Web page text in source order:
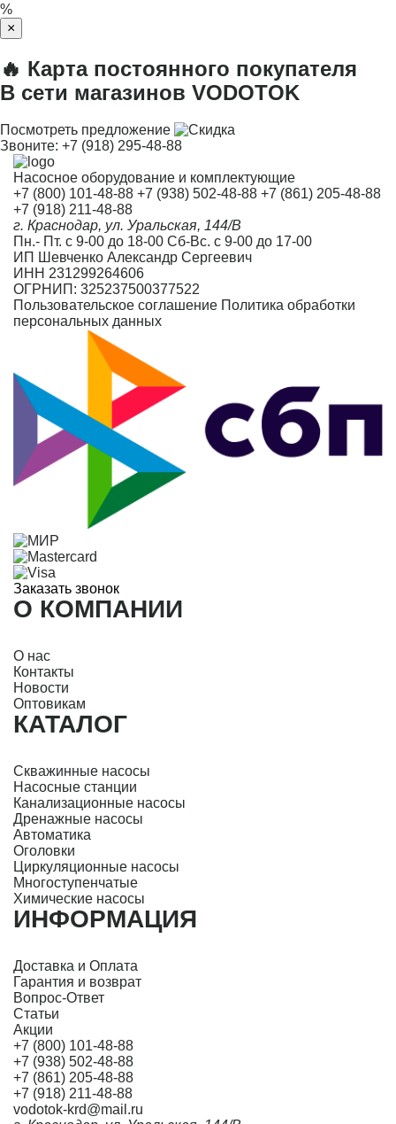
%
×
🔥 Карта постоянного покупателя
В сети магазинов VODOTOK
Посмотреть предложение
Звоните: +7 (918) 295-48-88
Насосное оборудование и комплектующие
+7 (800) 101-48-88 +7 (938) 502-48-88 +7 (861) 205-48-88
+7 (918) 211-48-88
г. Краснодар, ул. Уральская, 144/В
Пн.- Пт. с 9-00 до 18-00 Сб-Вс. с 9-00 до 17-00
ИП Шевченко Александр Сергеевич
ИНН 231299264606
ОГРНИП: 325237500377522
Пользовательское соглашение Политика обработки
персональных данных
Заказать звонок
О КОМПАНИИ
О нас
Контакты
Новости
Оптовикам
КАТАЛОГ
Скважинные насосы
Насосные станции
Канализационные насосы
Дренажные насосы
Автоматика
Оголовки
Циркуляционные насосы
Многоступенчатые
Химические насосы
ИНФОРМАЦИЯ
Доставка и Оплата
Гарантия и возврат
Вопрос-Ответ
Статьи
Акции
+7 (800) 101-48-88
+7 (938) 502-48-88
+7 (861) 205-48-88
+7 (918) 211-48-88
vodotok-krd@mail.ru